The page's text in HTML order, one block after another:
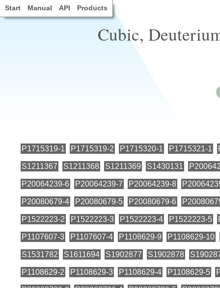
Start Manual API Products
Cubic,
P1715319-1 P1715319-2 P1715320-1 P1715321-1
S1211367 S1211368 S1211369 S1430131
P20064239-6 P20064239-7 P20064239-8
P20080679-4 P20080679-5 P20080679-6
P1522223-2 P1522223-3 P1522223-4 P1522223-5
P1107607-3 P1107607-4 P1108629-9 P1108629-10
S1531782 S1611694 S1902877 S1902878
P1108629-2 P1108629-3 P1108629-4 P1108629-5